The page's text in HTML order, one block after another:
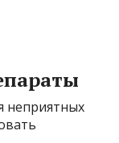
неприятных